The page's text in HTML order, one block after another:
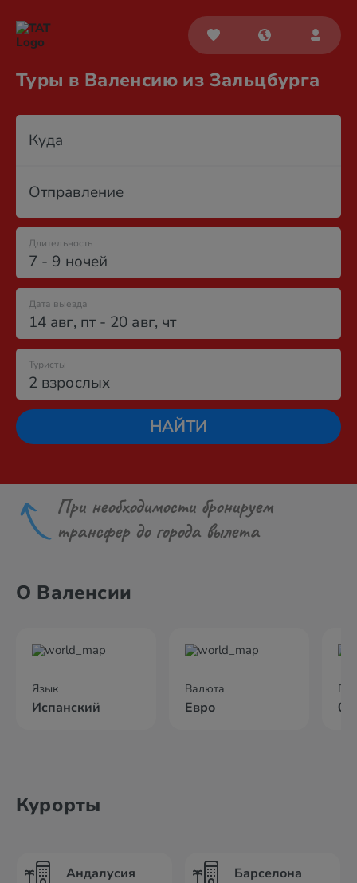
Туры в Валенсию из Зальцбурга
Куда
Отправление
7 - 9 ночей
Длительность
Дата выезда
14 авг, пт- 20 авг, чт
2 взрослых
Туристы
НАЙТИ
При необходимости бронируем
трансфер до города вылета
О Валенсии
Язык
Испанский
Валюта
Евро
Курорты
Андалусия Барселона